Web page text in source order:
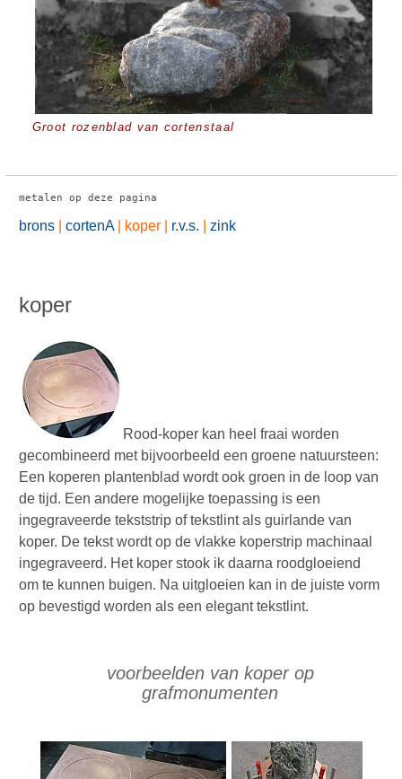
Groot rozenblad van cortenstaal
metalen op deze pagina
brons cortenA koper r.v.s. zink
koper
Rood-koper kan heel fraai worden
gecombineerd met bijvoorbeeld een groene natuursteen:
Een koperen plantenblad wordt ook groen in de loop van
de tijd. Een andere mogelijke toepassing is een
ingegraveerde tekststrip of tekstlint als guirlande van
koper. De tekst wordt op de vlakke koperstrip machinaal
ingegraveerd. Het koper stook ik daarna roodgloeiend
om te kunnen buigen. Na uitgloeien kan in de juiste vorm
op bevestigd worden als een elegant tekstlint.
voorbeelden van koper op
grafmonumenten